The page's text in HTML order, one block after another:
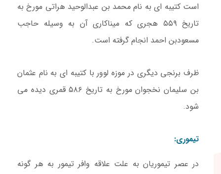
است کتیبه ای به نام محمد بن عبدالوحید هراتی مورخ به
تاریخ ۵۵۹ هجری که میناکاری آن به وسیله حاجب
مسعودبن احمد انجام گرفته است.
ظرف برنجی دیگری در موزه لوور با کتیبه ای به نام عثمان
بن سلیمان نخجوان مورخ به تاریخ ۵۸۶ قمری دیده می
شود.
تیموری:
در عصر تیموریان به علت علاقه وافر تیمور به هر گونه